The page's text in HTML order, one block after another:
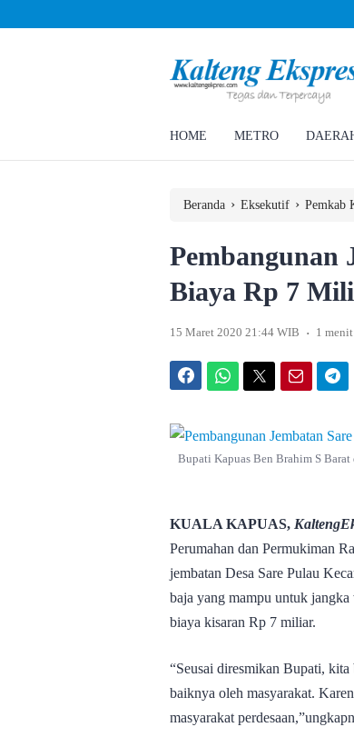
Ahmad Rizky Minta Perusahaan Penuhi Hak Ratusan Eks Pekerja
HOME METRO
Beranda › Eksekutif › Pemkab
Pembangunan
Biaya Rp 7
15 Maret 2020 21:44 WIB . 1
Bupati Kapuas Ben Brahim S
KUALA KAPUAS,
Perumahan dan Permukiman
jembatan Desa Sare Pulau
baja yang mampu untuk jangka
biaya kisaran Rp 7 miliar.
“Seusai diresmikan Bupati,
baiknya oleh masyarakat.
masyarakat